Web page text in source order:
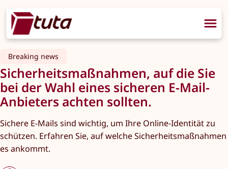
Breaking news
Sicherheitsmaßnahmen, auf die Sie
bei der Wahl eines sicheren E-Mail-
Anbieters achten sollten.
Sichere E-Mails sind wichtig, um Ihre Online-Identität zu
schützen. Erfahren Sie, auf welche Sicherheitsmaßnahmen
es ankommt.